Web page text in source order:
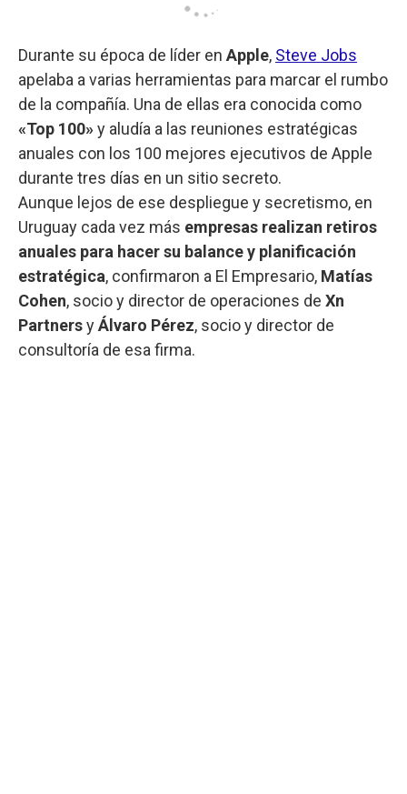
Durante su época de líder en Apple, Steve Jobs
apelaba a varias herramientas para marcar el rumbo
de la compañía. Una de ellas era conocida como
«Top 100»y aludía a las reuniones estratégicas
anuales con los 100 mejores ejecutivos de Apple
durante tres días en un sitio secreto.
Aunque lejos de ese despliegue y secretismo, en
Uruguay cada vez más empresas realizan retiros
anuales para hacer su balance y planificación
estratégica, confirmaron a El Empresario, Matías
Cohen, socio y director de operaciones de Xn
PartnersyÁlvaro Pérez, socio y director de
consultoría de esa firma.